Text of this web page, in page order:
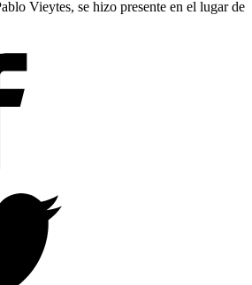
Vieytes, se hizo presente en el lugar de